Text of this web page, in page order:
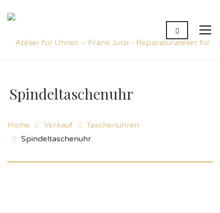
Spindeltaschenuhr
Home Verkauf
Taschenuhren
Spindeltaschenuhr